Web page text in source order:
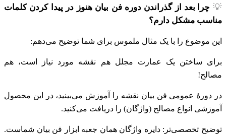
💡 چرا بعد از گذراندن دوره فن بیان هنوز در پیدا کردن کلمات
مناسب مشکل دارم؟
این موضوع را با یک مثال ملموس برای شما توضیح می‌دهم:
برای ساختن یک عمارت مجلل هم نقشه مورد نیاز است، هم
مصالح!
در دورهٔ عمومی فن بیان نقشه را آموزش می‌بینید، در این محصول
آموزشی انواع مصالح (واژگان) را دریافت می‌کنید.
توضیح تخصصی‌تر: دایره واژگان همان جعبه ابزار فن بیان شماست.